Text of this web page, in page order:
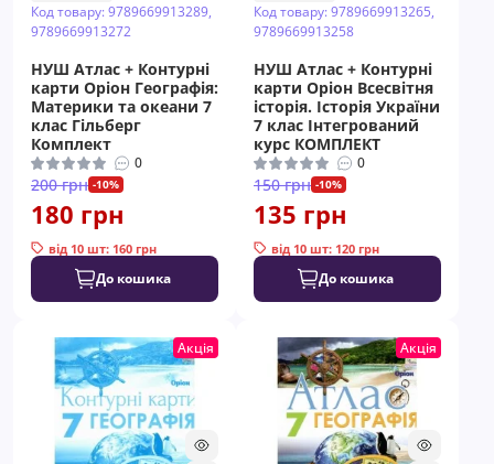
Код товару: 9789669913289,
9789669913272
НУШ Атлас + Контурні
карти Оріон Географія:
Материки та океани 7
клас Гільберг
Комплект
0
200 грн -10%
180 грн
від 10 шт: 160 грн
До кошика
Код товару: 9789669913265,
9789669913258
НУШ Атлас + Контурні
карти Оріон Всесвітня
історія. Історія України
7 клас Інтегрований
курс КОМПЛЕКТ
0
150 грн -10%
135 грн
від 10 шт: 120 грн
До кошика
Акція Акція